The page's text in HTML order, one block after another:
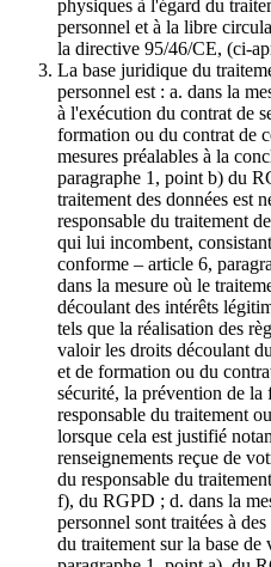
physiques à l'égard du
personnel et à la libre
la directive 95/46/CE, (ci-
La base juridique du
personnel est : a. dans la
à l'exécution du contrat de
formation ou du contrat de
mesures préalables à la
paragraphe 1, point b) du
traitement des données est
responsable du traitement
qui lui incombent,
conforme – article 6,
dans la mesure où le
découlant des intérêts
tels que la réalisation des
valoir les droits découlant
et de formation ou du
sécurité, la prévention de
responsable du traitement
lorsque cela est justifié
renseignements reçue de
du responsable du
f), du RGPD ; d. dans la
personnel sont traitées à
du traitement sur la base de